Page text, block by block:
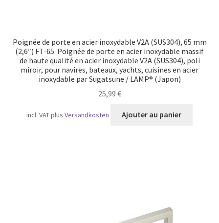
Poignée de porte en acier inoxydable V2A (SUS304), 65 mm
(2,6″) FT-65. Poignée de porte en acier inoxydable massif
de haute qualité en acier inoxydable V2A (SUS304), poli
miroir, pour navires, bateaux, yachts, cuisines en acier
inoxydable par Sugatsune / LAMP® (Japon)
25,99 €
incl. VATplusVersandkosten Ajouter au panier